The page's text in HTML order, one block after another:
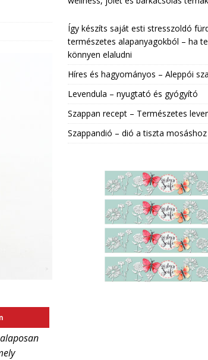
Így készíts saját esti stresszoldó
természetes alapanyagokból – ha
könnyen elaludni
Híres és hagyományos – Aleppói
Levendula – nyugtató és gyógyító
Szappan recept – Természetes
Szappandió – dió a tiszta mosáshoz